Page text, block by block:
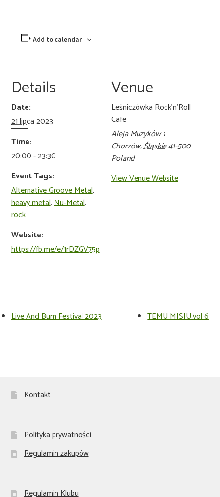
Add to calendar
Details
Date:
21 lipca 2023
Time:
20:00 - 23:30
Event Tags:
Alternative Groove Metal,
heavy metal,Nu-Metal,
rock
Website:
https://fb.me/e/1rDZGV75p
Venue
Leśniczówka Rock’n’Roll
Cafe
Aleja Muzyków 1
Chorzów,Śląskie41-500
Poland
View Venue Website
Live And Burn Festival 2023 TEMU MISIU vol 6
Kontakt
Polityka prywatności
Regulamin zakupów
Regulamin Klubu